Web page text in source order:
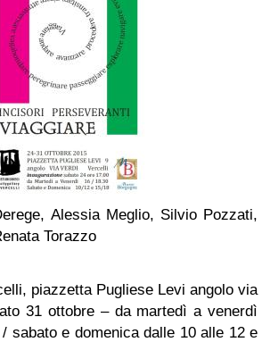
Alessia Meglio, Silvio Pozzati,
Torazzo
piazzetta Pugliese Levi angolo via
31 ottobre – da martedì a venerdì
sabato e domenica dalle 10 alle 12 e